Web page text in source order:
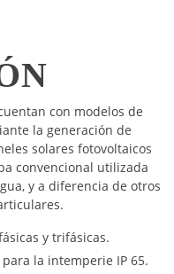
con modelos de
la generación de
solares fotovoltaicos
convencional utilizada
y a diferencia de otros
y trifásicas.
la intemperie IP 65.